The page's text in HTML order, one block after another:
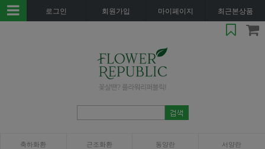
로그인 회원가입 마이페이지 최근본상품
축하화환 근조화환 동양란 서양란